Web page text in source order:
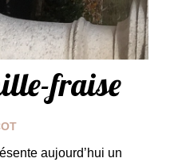
fraise
aujourd’hui un